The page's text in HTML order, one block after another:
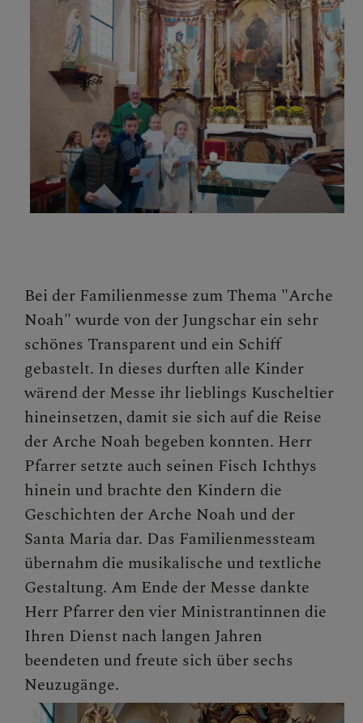
LEBENDIGE PFARRE
SONSTIGES
Bei der Familienmesse zum Thema "Arche
Noah" wurde von der Jungschar ein sehr
schönes Transparent und ein Schiff
gebastelt. In dieses durften alle Kinder
wärend der Messe ihr lieblings Kuscheltier
hineinsetzen, damit sie sich auf die Reise
der Arche Noah begeben konnten. Herr
Pfarrer setzte auch seinen Fisch Ichthys
hinein und brachte den Kindern die
Geschichten der Arche Noah und der
Santa Maria dar. Das Familienmessteam
übernahm die musikalische und textliche
Gestaltung. Am Ende der Messe dankte
Herr Pfarrer den vier Ministrantinnen die
Ihren Dienst nach langen Jahren
beendeten und freute sich über sechs
Neuzugänge.